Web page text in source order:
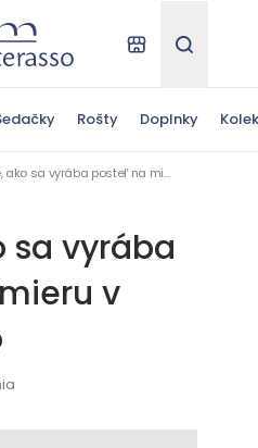
Materasso Kde kúpiťHľadať
Rošty Doplnky
Zistite, ako sa vyrába posteľ na mieru v Materasso
sa vyrába
v